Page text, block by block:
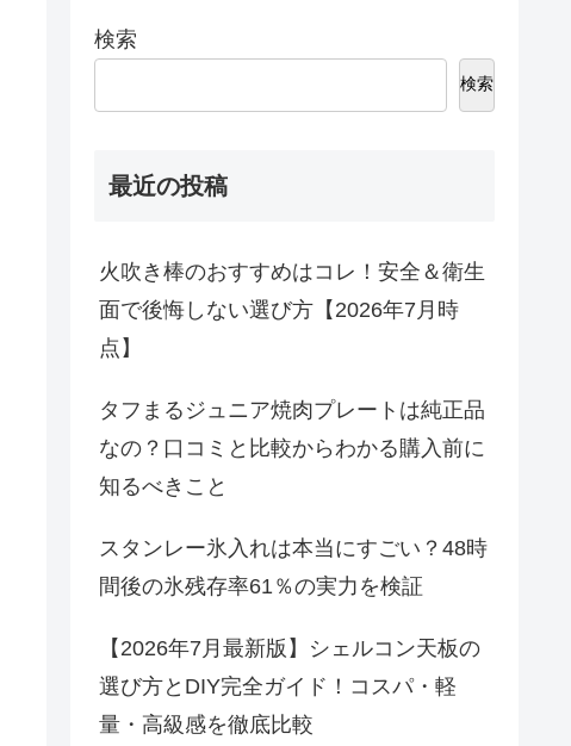
検索
検索
最近の投稿
火吹き棒のおすすめはコレ！安全＆衛生
面で後悔しない選び方【2026年7月時
点】
タフまるジュニア焼肉プレートは純正品
なの？口コミと比較からわかる購入前に
知るべきこと
スタンレー氷入れは本当にすごい？48時
間後の氷残存率61％の実力を検証
【2026年7月最新版】シェルコン天板の
選び方とDIY完全ガイド！コスパ・軽
量・高級感を徹底比較